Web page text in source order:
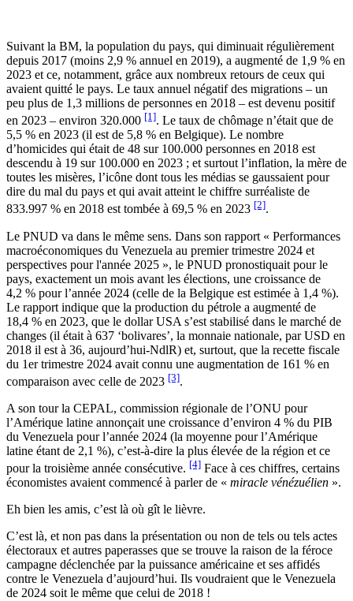
Suivant la BM, la population du pays, qui diminuait régulièrement
depuis 2017 (moins 2,9 % annuel en 2019), a augmenté de 1,9 % en
2023 et ce, notamment, grâce aux nombreux retours de ceux qui
avaient quitté le pays. Le taux annuel négatif des migrations – un
peu plus de 1,3 millions de personnes en 2018 – est devenu positif
en 2023 – environ 320.000 [1]. Le taux de chômage n’était que de
5,5 % en 2023 (il est de 5,8 % en Belgique). Le nombre
d’homicides qui était de 48 sur 100.000 personnes en 2018 est
descendu à 19 sur 100.000 en 2023 ; et surtout l’inflation, la mère de
toutes les misères, l’icône dont tous les médias se gaussaient pour
dire du mal du pays et qui avait atteint le chiffre surréaliste de
833.997 % en 2018 est tombée à 69,5 % en 2023 [2].
Le PNUD va dans le même sens. Dans son rapport « Performances
macroéconomiques du Venezuela au premier trimestre 2024 et
perspectives pour l'année 2025 », le PNUD pronostiquait pour le
pays, exactement un mois avant les élections, une croissance de
4,2 % pour l’année 2024 (celle de la Belgique est estimée à 1,4 %).
Le rapport indique que la production du pétrole a augmenté de
18,4 % en 2023, que le dollar USA s’est stabilisé dans le marché de
changes (il était à 637 ‘bolivares’, la monnaie nationale, par USD en
2018 il est à 36, aujourd’hui-NdlR) et, surtout, que la recette fiscale
du 1er trimestre 2024 avait connu une augmentation de 161 % en
comparaison avec celle de 2023 [3].
A son tour la CEPAL, commission régionale de l’ONU pour
l’Amérique latine annonçait une croissance d’environ 4 % du PIB
du Venezuela pour l’année 2024 (la moyenne pour l’Amérique
latine étant de 2,1 %), c’est-à-dire la plus élevée de la région et ce
pour la troisième année consécutive. [4] Face à ces chiffres, certains
économistes avaient commencé à parler de « miracle vénézuélien ».
Eh bien les amis, c’est là où gît le lièvre.
C’est là, et non pas dans la présentation ou non de tels ou tels actes
électoraux et autres paperasses que se trouve la raison de la féroce
campagne déclenchée par la puissance américaine et ses affidés
contre le Venezuela d’aujourd’hui. Ils voudraient que le Venezuela
de 2024 soit le même que celui de 2018 !